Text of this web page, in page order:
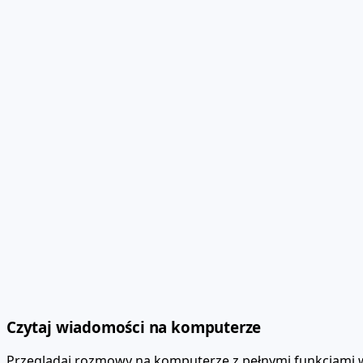
Czytaj wiadomości na komputerze